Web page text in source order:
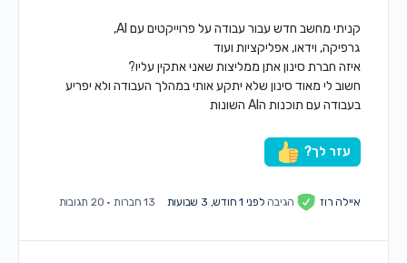
קניתי מחשב חדש עבור עבודה על פרוייקטים עם AI,
גרפיקה, וידאו, אפליקציות ועוד
איזה חברת סינון אתן ממליצות שאני אתקין עליו?
חשוב לי מאוד סינון שלא יתקע אותי במהלך העבודה ולא יפריע
בעבודה עם תוכנות הAI השונות
עזר לך?
איילה רוז הגיבהלפני 1 חודש, 3 שבועות 13 חברות · 20 תגובות